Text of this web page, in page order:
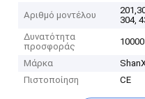
Αριθμό μοντέλου
304,
Δυνατότητα
προσφοράς
Μάρκα
Πιστοποίηση
CE